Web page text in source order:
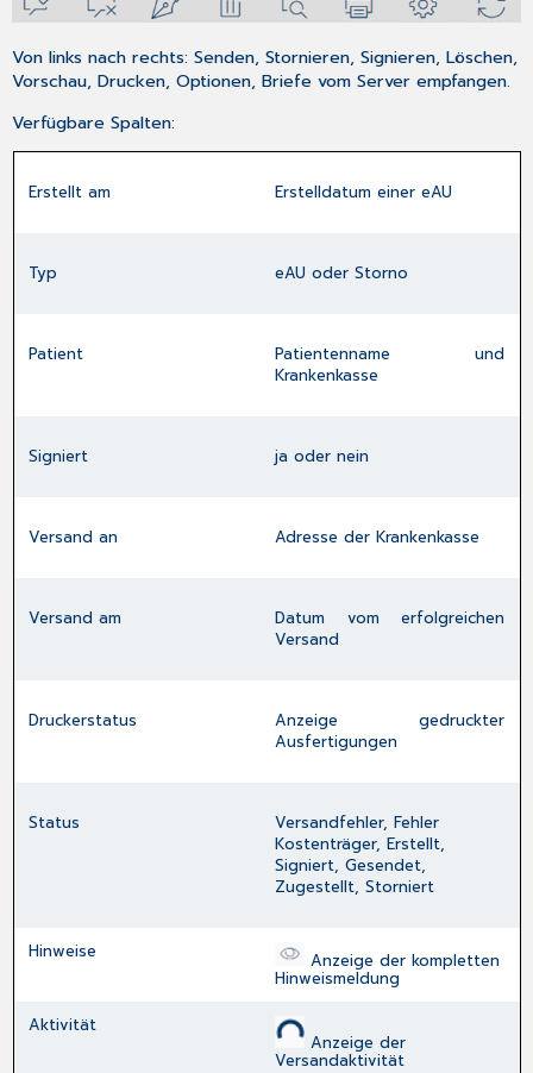
Von links nach rechts: Senden, Stornieren, Signieren, Löschen,
Vorschau, Drucken, Optionen, Briefe vom Server empfangen.
Verfügbare Spalten:
Erstellt am Erstelldatum einer eAU
Typ eAU oder Storno
Patient
Patientenname und
Krankenkasse
Signiert ja oder nein
Versand an Adresse der Krankenkasse
Versand am
Datum vom erfolgreichen
Versand
Druckerstatus
Anzeige gedruckter
Ausfertigungen
Status
Versandfehler, Fehler
Kostenträger, Erstellt,
Signiert, Gesendet,
Zugestellt, Storniert
Hinweise Anzeige der kompletten
Hinweismeldung
Aktivität
Anzeige der
Versandaktivität